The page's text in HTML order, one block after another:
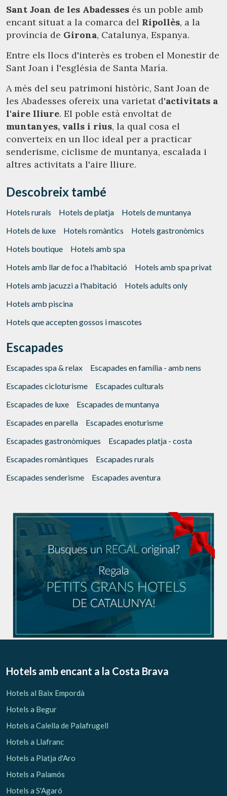
Sant Joan de les Abadesses és un poble amb
encant situat a la comarca del Ripollès, a la
província de Girona, Catalunya, Espanya.
Entre els llocs d'interès es troben el Monestir de
Sant Joan i l'església de Santa María.
A més del seu patrimoni històric, Sant Joan de
les Abadesses ofereix una varietat d'activitats a
l'aire lliure. El poble està envoltat de
muntanyes, valls i rius, la qual cosa el
converteix en un lloc ideal per a practicar
senderisme, ciclisme de muntanya, escalada i
altres activitats a l'aire lliure.
Descobreix també
Hotels rurals Hotels de platja
Hotels de muntanya
Hotels de luxe
Hotels romàntics
Hotels gastronòmics
Hotels boutique
Hotels amb spa
Hotels amb llar de foc a l'habitació
Hotels amb spa privat
Hotels amb jacuzzi a l'habitació
Hotels adults only
Hotels amb piscina
Hotels que accepten gossos i mascotes
Escapades
Escapades spa & relax
Escapades en família - amb nens
Escapades cicloturisme
Escapades culturals
Escapades de luxe
Escapades de muntanya
Escapades en parella
Escapades enoturisme
Escapades gastronòmiques
Escapades platja - costa
Escapades romàntiques
Escapades rurals
Escapades senderisme
Escapades aventura
Hotels amb encant a la Costa Brava
Hotels al Baix Empordà
Hotels a Begur
Hotels a Calella de Palafrugell
Hotels a Llafranc
Hotels a Platja d'Aro
Hotels a Palamós
Hotels a S'Agaró